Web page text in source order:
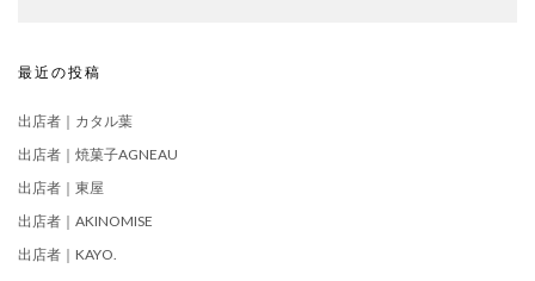
最近の投稿
出店者｜カタル葉
出店者｜焼菓子AGNEAU
出店者｜東屋
出店者｜AKINOMISE
出店者｜KAYO.